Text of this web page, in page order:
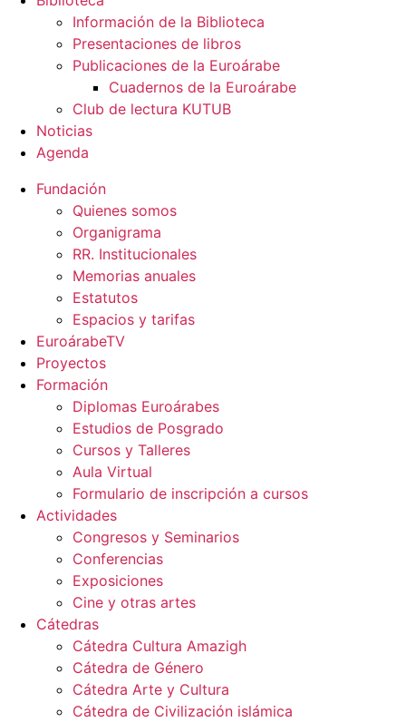
Información de la Biblioteca
Presentaciones de libros
Publicaciones de la Euroárabe
Cuadernos de la Euroárabe
Club de lectura KUTUB
Noticias
Agenda
Fundación
Quienes somos
Organigrama
RR. Institucionales
Memorias anuales
Estatutos
Espacios y tarifas
EuroárabeTV
Proyectos
Formación
Diplomas Euroárabes
Estudios de Posgrado
Cursos y Talleres
Aula Virtual
Formulario de inscripción a cursos
Actividades
Congresos y Seminarios
Conferencias
Exposiciones
Cine y otras artes
Cátedras
Cátedra Cultura Amazigh
Cátedra de Género
Cátedra Arte y Cultura
Cátedra de Civilización islámica